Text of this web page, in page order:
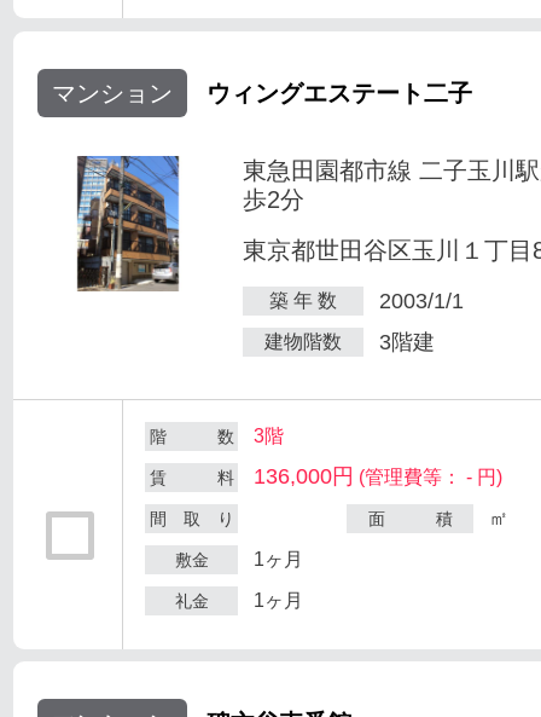
マンション ウィングエステート二子
東急田園都市線 二子玉川
歩2分
東京都世田谷区玉川１丁目
築 年 数 2003/1/1
建物階数 3階建
階 数 3階
賃 料 136,000円 (管理費等： - 円)
間 取 り 面 積 ㎡
敷金 1ヶ月
礼金 1ヶ月